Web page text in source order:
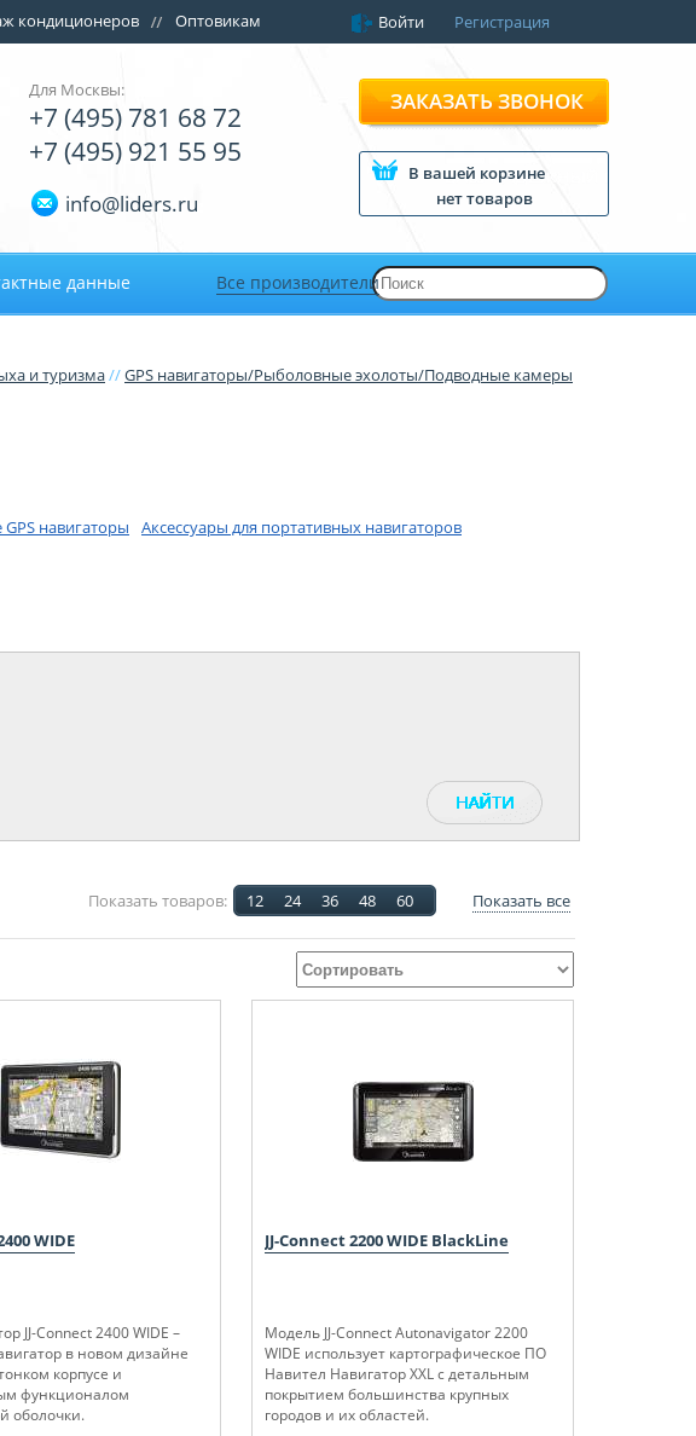
кондиционеров Оптовикам Войти Регистрация
Для Москвы:
+7 (495) 781 68 72
+7 (495) 921 55 95
info@liders.ru
ЗАКАЗАТЬ ЗВОНОК
В вашей корзине
нет товаров
данные Все производители
и туризма//GPS навигаторы/Рыболовные эхолоты/Подводные камеры
навигаторы
Аксессуары для портативных навигаторов
Показать товаров: 12 24 36 48 60 Показать все
WIDE
JJ-Connect 2400 WIDE –
в новом дизайне
корпусе и
функционалом
оболочки.
JJ-Connect 2200 WIDE BlackLine
Модель JJ-Сonnect Autonavigator 2200
WIDE использует картографическое ПО
Навител Навигатор XXL с детальным
покрытием большинства крупных
городов и их областей.